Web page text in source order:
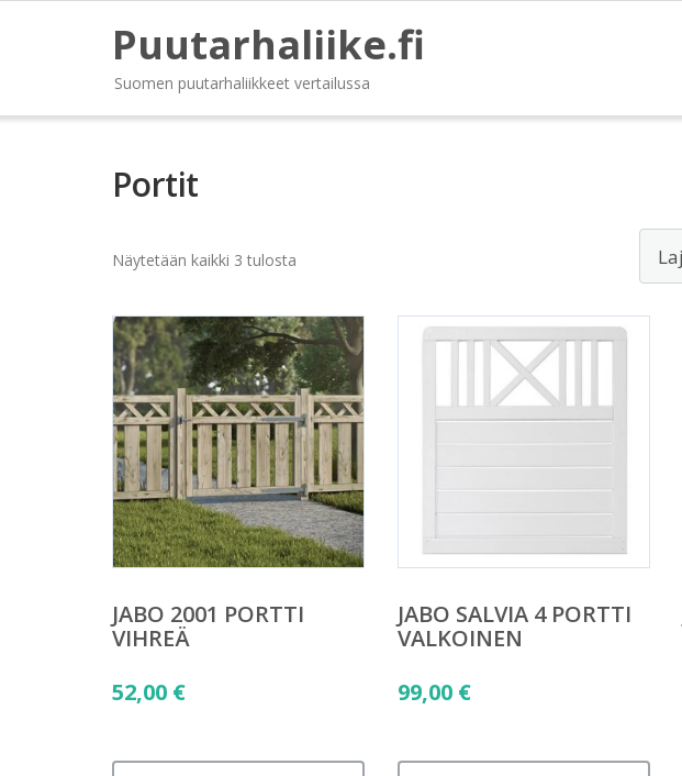
Puutarhaliike.fi
Suomen puutarhaliikkeet vertailussa
Portit
Näytetään kaikki 3 tulosta
JABO 2001 PORTTI
VIHREÄ
52,00 €
JABO SALVIA 4 PORTTI
VALKOINEN
99,00 €